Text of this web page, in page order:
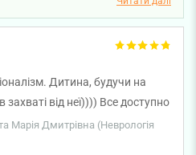
Дитина, будучи на
захваті від неї)))) Все доступно
таких лікарів. Окрема
Мартинюк за оперативність,
Марія Дмитрівна (Неврологія